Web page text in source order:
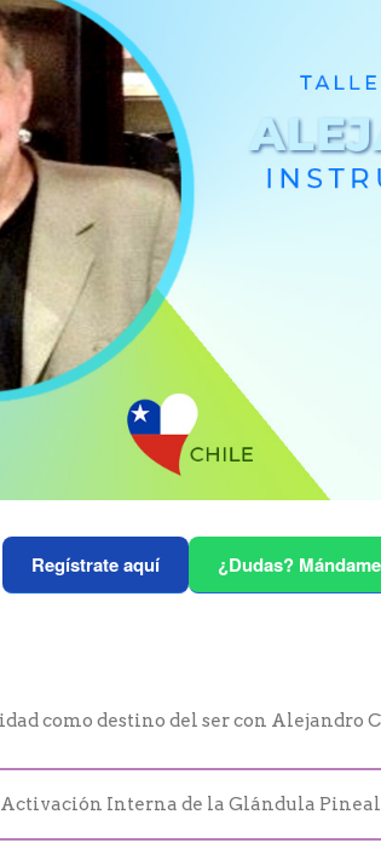
Regístrate aquí ¿Dudas?
como destino del ser con Alejandro
Interna de la Glándula Pineal